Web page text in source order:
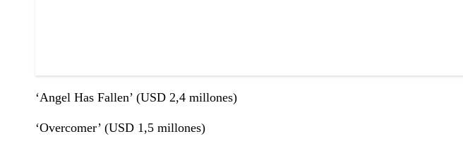
‘Angel Has Fallen’ (USD 2,4 millones)
‘Overcomer’ (USD 1,5 millones)